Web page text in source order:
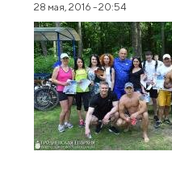
28 мая, 2016 - 20:54